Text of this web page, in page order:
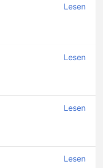
Lesen
Lesen
Lesen
Lesen